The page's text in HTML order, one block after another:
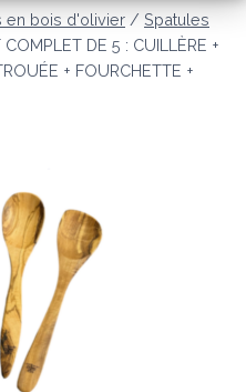
en bois d'olivier / Spatules
COMPLET DE 5 : CUILLÈRE +
+ FOURCHETTE +